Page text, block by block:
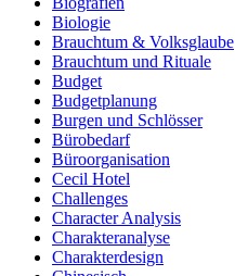
Biologie
Brauchtum & Volksglaube
Brauchtum und Rituale
Budget
Budgetplanung
Burgen und Schlösser
Bürobedarf
Büroorganisation
Cecil Hotel
Challenges
Character Analysis
Charakteranalyse
Charakterdesign